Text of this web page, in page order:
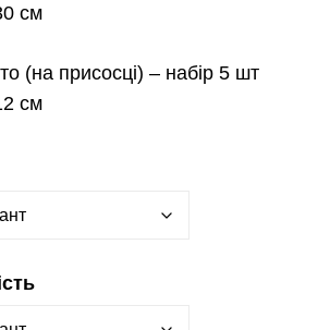
см
(на присосці) – набір 5 шт
см